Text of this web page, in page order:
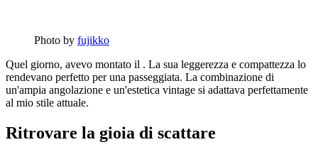
Photo by fujikko
Quel giorno, avevo montato il . La sua leggerezza e compattezza lo
rendevano perfetto per una passeggiata. La combinazione di
un'ampia angolazione e un'estetica vintage si adattava perfettamente
al mio stile attuale.
Ritrovare la gioia di scattare